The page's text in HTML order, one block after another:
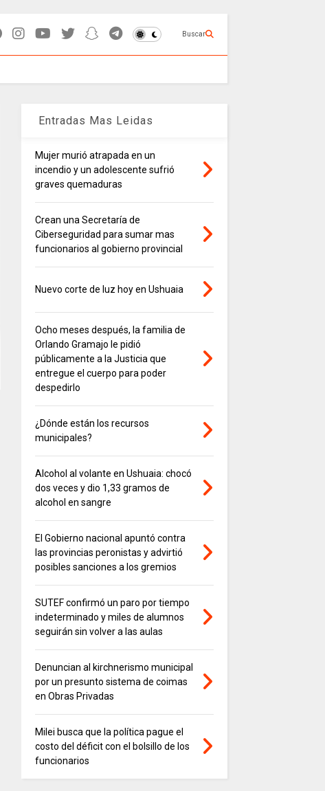
Buscar
Entradas Mas Leidas
Mujer murió atrapada en un
incendio y un adolescente sufrió
graves quemaduras
Crean una Secretaría de
Ciberseguridad para sumar mas
funcionarios al gobierno provincial
Nuevo corte de luz hoy en Ushuaia
Ocho meses después, la familia de
Orlando Gramajo le pidió
públicamente a la Justicia que
entregue el cuerpo para poder
despedirlo
¿Dónde están los recursos
municipales?
Alcohol al volante en Ushuaia: chocó
dos veces y dio 1,33 gramos de
alcohol en sangre
El Gobierno nacional apuntó contra
las provincias peronistas y advirtió
posibles sanciones a los gremios
SUTEF confirmó un paro por tiempo
indeterminado y miles de alumnos
seguirán sin volver a las aulas
Denuncian al kirchnerismo municipal
por un presunto sistema de coimas
en Obras Privadas
Milei busca que la política pague el
costo del déficit con el bolsillo de los
funcionarios